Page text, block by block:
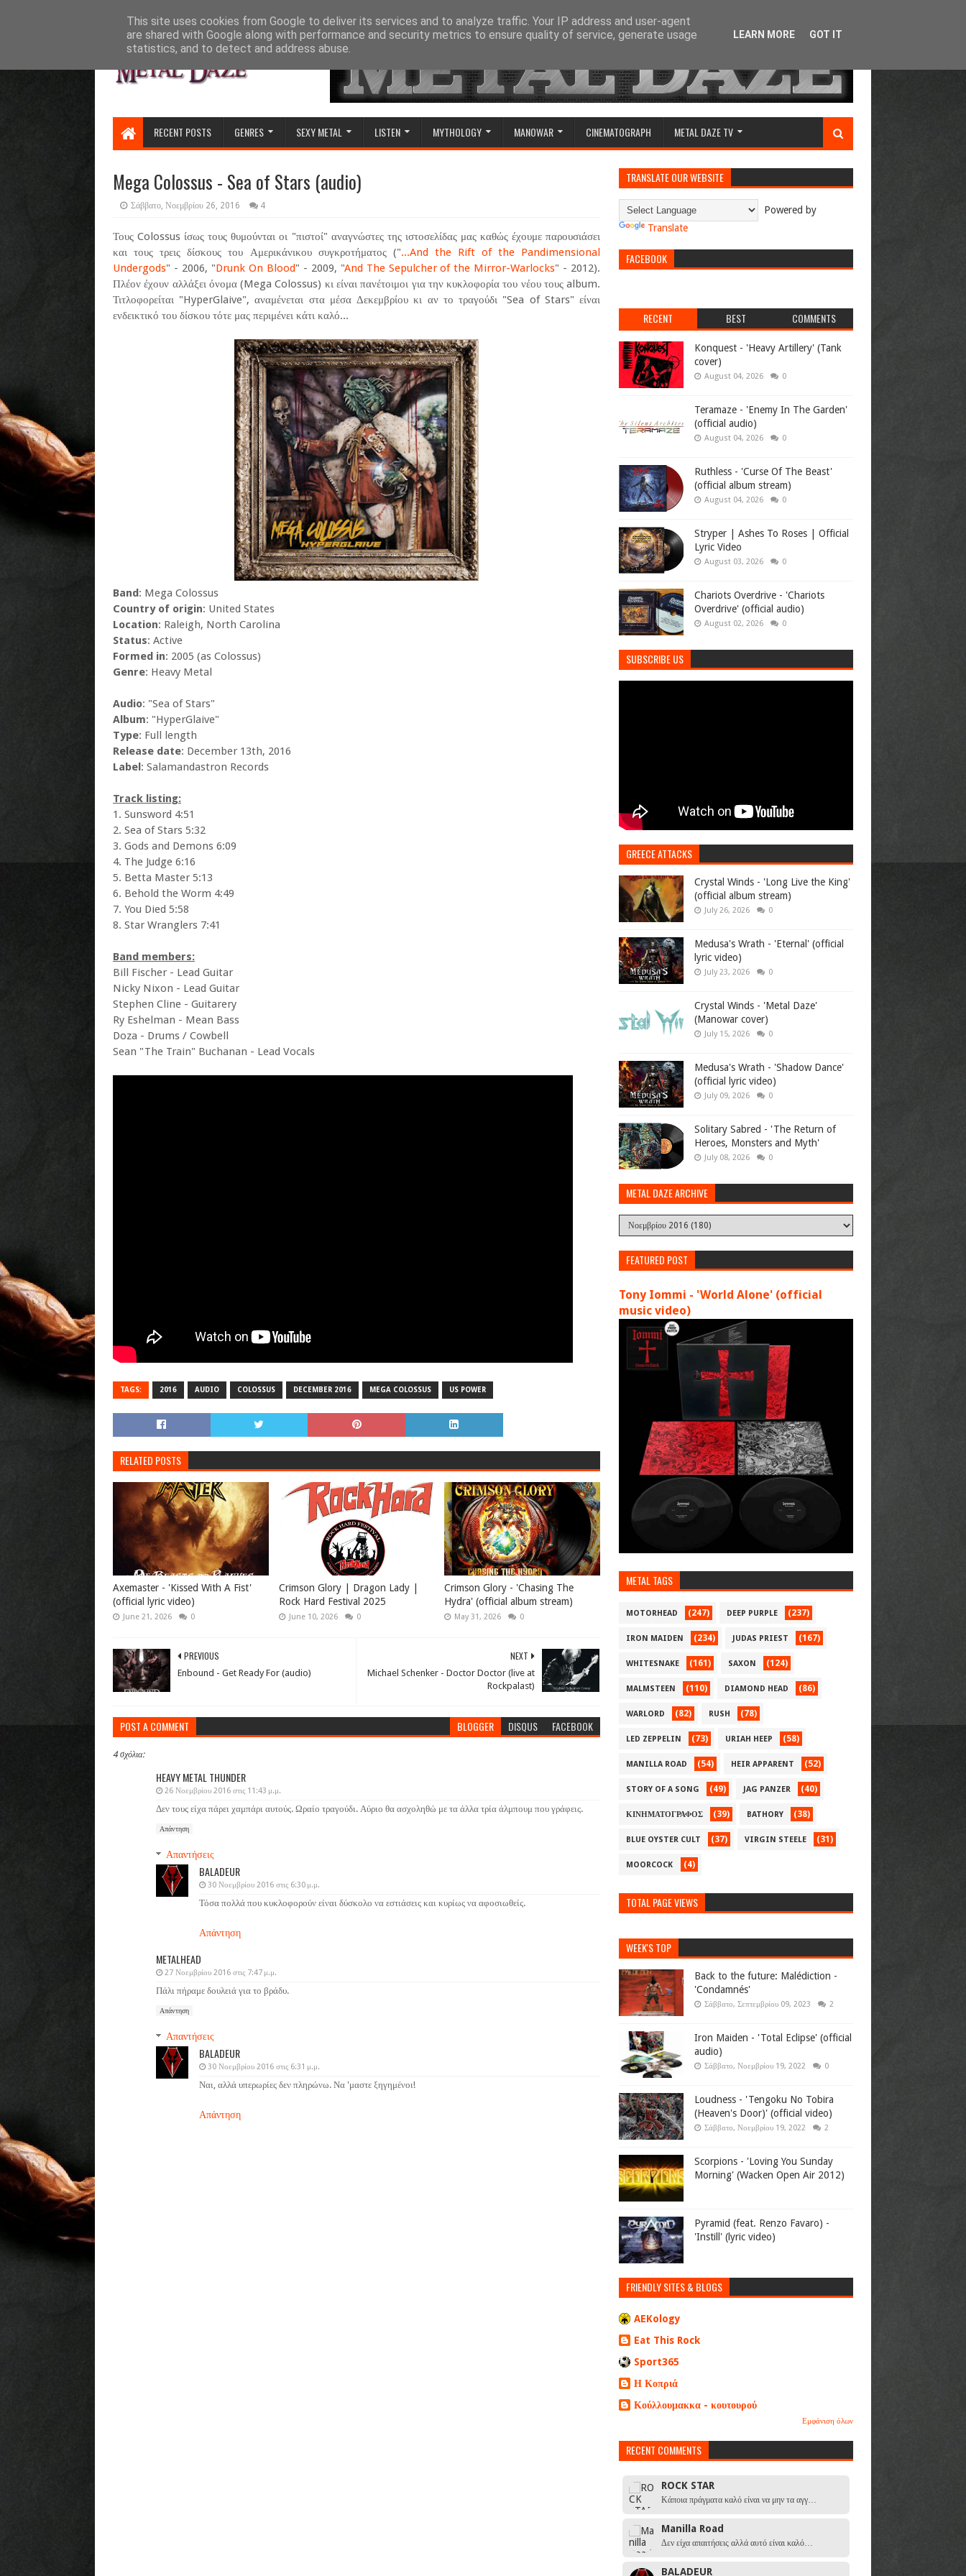
RECENT POSTS GENRES SEXY METAL LISTEN MYTHOLOGY MANOWAR CINEMATOGRAPH METAL DAZE TV
Mega Colossus - Sea of Stars (audio)
Σάββατο, Νοεμβρίου 26, 2016 4
Τους Colossus ίσως τους θυμούνται οι "πιστοί" αναγνώστες της ιστοσελίδας μας καθώς έχουμε παρουσιάσει
και τους τρεις δίσκους του Αμερικάνικου συγκροτήματος ("...And the Rift of the Pandimensional
Undergods" - 2006, "Drunk On Blood" - 2009, "And The Sepulcher of the Mirror-Warlocks" - 2012).
Πλέον έχουν αλλάξει όνομα (Mega Colossus) κι είναι πανέτοιμοι για την κυκλοφορία του νέου τους album.
Τιτλοφορείται "HyperGlaive", αναμένεται στα μέσα Δεκεμβρίου κι αν το τραγούδι "Sea of Stars" είναι
ενδεικτικό του δίσκου τότε μας περιμένει κάτι καλό...
Band: Mega Colossus
Country of origin: United States
Location: Raleigh, North Carolina
Status: Active
Formed in: 2005 (as Colossus)
Genre: Heavy Metal
Audio: "Sea of Stars"
Album: "HyperGlaive"
Type: Full length
Release date: December 13th, 2016
Label: Salamandastron Records
Track listing:
1. Sunsword 4:51
2. Sea of Stars 5:32
3. Gods and Demons 6:09
4. The Judge 6:16
5. Betta Master 5:13
6. Behold the Worm 4:49
7. You Died 5:58
8. Star Wranglers 7:41
Band members:
Bill Fischer - Lead Guitar
Nicky Nixon - Lead Guitar
Stephen Cline - Guitarery
Ry Eshelman - Mean Bass
Doza - Drums / Cowbell
Sean "The Train" Buchanan - Lead Vocals
TAGS: 2016 AUDIO COLOSSUS DECEMBER 2016 MEGA COLOSSUS US POWER
RELATED POSTS
Axemaster - 'Kissed With A Fist'
(official lyric video)
June 21, 2026 0
Crimson Glory | Dragon Lady |
Rock Hard Festival 2025
June 10, 2026 0
Crimson Glory - 'Chasing The
Hydra' (official album stream)
May 31, 2026 0
NEXT
Michael Schenker - Doctor Doctor (live at
Rockpalast)
PREVIOUS
Enbound - Get Ready For (audio)
POST A COMMENT BLOGGER DISQUS FACEBOOK
4 σχόλια:
HEAVY METAL THUNDER
26 Νοεμβρίου 2016 στις 11:43 μ.μ.
Δεν τους είχα πάρει χαμπάρι αυτούς. Ωραίο τραγούδι. Αύριο θα ασχοληθώ με τα άλλα τρία άλμπουμ που γράφεις.
Απάντηση
Απαντήσεις
BALADEUR
30 Νοεμβρίου 2016 στις 6:30 μ.μ.
Τόσα πολλά που κυκλοφορούν είναι δύσκολο να εστιάσεις και κυρίως να αφοσιωθείς.
Απάντηση
METALHEAD
27 Νοεμβρίου 2016 στις 7:47 μ.μ.
Πάλι πήραμε δουλειά για το βράδυ.
Απάντηση
Απαντήσεις
BALADEUR
30 Νοεμβρίου 2016 στις 6:31 μ.μ.
Ναι, αλλά υπερωρίες δεν πληρώνω. Να 'μαστε ξηγημένοι!
Απάντηση
TRANSLATE OUR WEBSITE
Powered by
Translate
FACEBOOK
RECENT BEST COMMENTS
Konquest - 'Heavy Artillery' (Tank
cover)
August 04, 2026 0
Teramaze - 'Enemy In The Garden'
(official audio)
August 04, 2026 0
Ruthless - 'Curse Of The Beast'
(official album stream)
August 04, 2026 0
Stryper | Ashes To Roses | Official
Lyric Video
August 03, 2026 0
Chariots Overdrive - 'Chariots
Overdrive' (official audio)
August 02, 2026 0
SUBSCRIBE US
GREECE ATTACKS
Crystal Winds - 'Long Live the King'
(official album stream)
July 26, 2026 0
Medusa's Wrath - 'Eternal' (official
lyric video)
July 23, 2026 0
Crystal Winds - 'Metal Daze'
(Manowar cover)
July 15, 2026 0
Medusa's Wrath - 'Shadow Dance'
(official lyric video)
July 09, 2026 0
Solitary Sabred - 'The Return of
Heroes, Monsters and Myth'
July 08, 2026 0
METAL DAZE ARCHIVE
FEATURED POST
Tony Iommi - 'World Alone' (official
music video)
METAL TAGS
MOTORHEAD (247) DEEP PURPLE (237)
IRON MAIDEN (234) JUDAS PRIEST (167)
WHITESNAKE (161) SAXON (124)
MALMSTEEN (110) DIAMOND HEAD (86)
WARLORD (82) RUSH (78)
LED ZEPPELIN (73) URIAH HEEP (58)
MANILLA ROAD (54) HEIR APPARENT (52)
STORY OF A SONG (49) JAG PANZER (40)
ΚΙΝΗΜΑΤΟΓΡΑΦΟΣ (39) BATHORY (38)
BLUE OYSTER CULT (37) VIRGIN STEELE (31)
MOORCOCK (4)
TOTAL PAGE VIEWS
WEEK'S TOP
Back to the future: Malédiction -
'Condamnés'
Σάββατο, Σεπτεμβρίου 09, 2023 2
Iron Maiden - 'Total Eclipse' (official
audio)
Σάββατο, Νοεμβρίου 19, 2022 0
Loudness - 'Tengoku No Tobira
(Heaven's Door)' (official video)
Σάββατο, Νοεμβρίου 19, 2022 2
Scorpions - 'Loving You Sunday
Morning' (Wacken Open Air 2012)
Pyramid (feat. Renzo Favaro) -
'Instill' (lyric video)
FRIENDLY SITES & BLOGS
AEKology
Eat This Rock
Sport365
Η Κοπριά
Κούλλουμακκα - κουτουρού
Εμφάνιση όλων
RECENT COMMENTS
ROCK STAR
Κάποια πράγματα καλό είναι να μην τα αγγ…
Manilla Road
Δεν είχα απαιτήσεις αλλά αυτό είναι καλό…
BALADEUR
This site uses cookies from Google to deliver its services and to analyze traffic. Your IP address and user-agent
are shared with Google along with performance and security metrics to ensure quality of service, generate usage
statistics, and to detect and address abuse.
LEARN MORE GOT IT